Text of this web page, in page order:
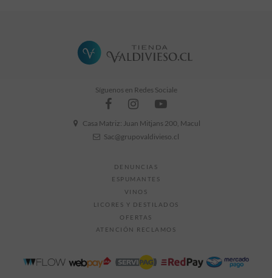
Síguenos en Redes Sociale
Casa Matriz: Juan Mitjans 200, Macul
Sac@grupovaldivieso.cl
DENUNCIAS
ESPUMANTES
VINOS
LICORES Y DESTILADOS
OFERTAS
ATENCIÓN RECLAMOS